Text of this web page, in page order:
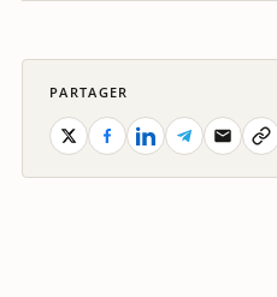
PARTAGER